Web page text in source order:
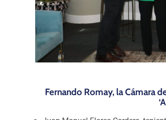
Fernando Romay, la Cámara